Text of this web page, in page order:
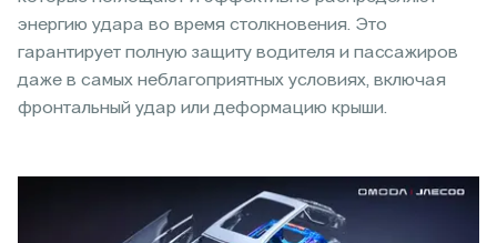
энергию удара во время столкновения. Это
гарантирует полную защиту водителя и пассажиров
даже в самых неблагоприятных условиях, включая
фронтальный удар или деформацию крыши.